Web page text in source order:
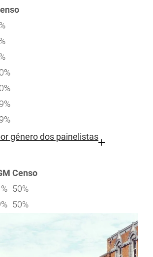
género dos painelistas
Censo
50%
50%